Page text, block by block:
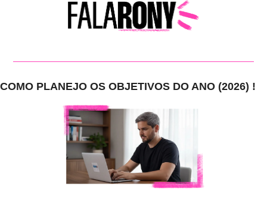
COMO PLANEJO OS OBJETIVOS DO ANO (2026) !